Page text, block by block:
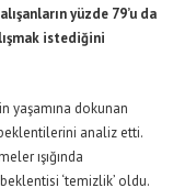
yüzde 79’u da
istediğini
yaşamına dokunan
analiz etti.
ışığında
‘temizlik’ oldu.